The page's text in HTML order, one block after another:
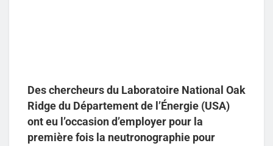
Des chercheurs du Laboratoire National Oak
Ridge du Département de l’Énergie (USA)
ont eu l’occasion d’employer pour la
première fois la neutronographie pour